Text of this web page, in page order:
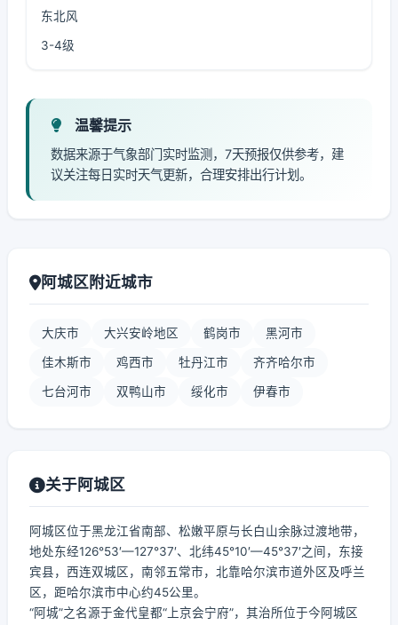
东北风
3-4级
温馨提示
数据来源于气象部门实时监测，7天预报仅供参考，建
议关注每日实时天气更新，合理安排出行计划。
阿城区附近城市
大庆市 大兴安岭地区 鹤岗市 黑河市
佳木斯市 鸡西市 牡丹江市 齐齐哈尔市
七台河市 双鸭山市 绥化市 伊春市
关于阿城区
阿城区位于黑龙江省南部、松嫩平原与长白山余脉过渡地带，
地处东经126°53′—127°37′、北纬45°10′—45°37′之间，东接
宾县，西连双城区，南邻五常市，北靠哈尔滨市道外区及呼兰
区，距哈尔滨市中心约45公里。
“阿城”之名源于金代皇都“上京会宁府”，其治所位于今阿城区